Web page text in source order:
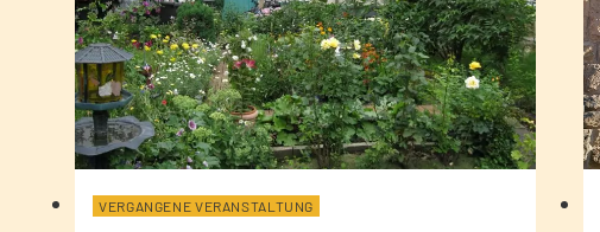
VERGANGENE VERANSTALTUNG